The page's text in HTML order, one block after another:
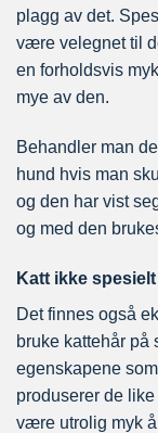
plagg av det.
være velegnet til
en forholdsvis
mye av den.
Behandler man
hund hvis man
og den har vist
og med den
Katt ikke
Det finnes også
bruke kattehår på
egenskapene
produserer de
være utrolig myk